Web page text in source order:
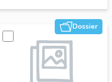
Dossier